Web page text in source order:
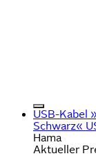
USB-Kabel
Schwarz«
Hama
Aktueller